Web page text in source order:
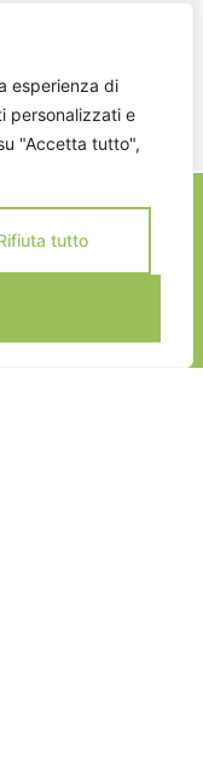
esperienza di
personalizzati e
"Accetta tutto",
tutto